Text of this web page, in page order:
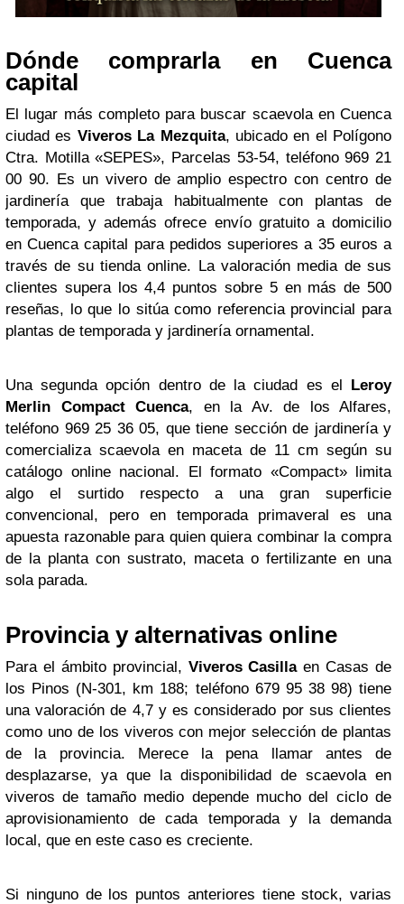
Dónde comprarla en Cuenca
capital
El lugar más completo para buscar scaevola en Cuenca
ciudad es Viveros La Mezquita, ubicado en el Polígono
Ctra. Motilla «SEPES», Parcelas 53-54, teléfono 969 21
00 90. Es un vivero de amplio espectro con centro de
jardinería que trabaja habitualmente con plantas de
temporada, y además ofrece envío gratuito a domicilio
en Cuenca capital para pedidos superiores a 35 euros a
través de su tienda online. La valoración media de sus
clientes supera los 4,4 puntos sobre 5 en más de 500
reseñas, lo que lo sitúa como referencia provincial para
plantas de temporada y jardinería ornamental.
Una segunda opción dentro de la ciudad es el Leroy
Merlin Compact Cuenca, en la Av. de los Alfares,
teléfono 969 25 36 05, que tiene sección de jardinería y
comercializa scaevola en maceta de 11 cm según su
catálogo online nacional. El formato «Compact» limita
algo el surtido respecto a una gran superficie
convencional, pero en temporada primaveral es una
apuesta razonable para quien quiera combinar la compra
de la planta con sustrato, maceta o fertilizante en una
sola parada.
Provincia y alternativas online
Para el ámbito provincial, Viveros Casillaen Casas de
los Pinos (N-301, km 188; teléfono 679 95 38 98) tiene
una valoración de 4,7 y es considerado por sus clientes
como uno de los viveros con mejor selección de plantas
de la provincia. Merece la pena llamar antes de
desplazarse, ya que la disponibilidad de scaevola en
viveros de tamaño medio depende mucho del ciclo de
aprovisionamiento de cada temporada y la demanda
local, que en este caso es creciente.
Si ninguno de los puntos anteriores tiene stock, varias